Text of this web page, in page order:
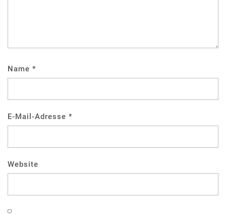
Name *
E-Mail-Adresse *
Website